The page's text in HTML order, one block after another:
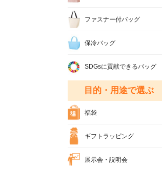
ファスナー付バッグ
保冷バッグ
SDGsに貢献できるバッグ
目的・用途で選ぶ
福袋
ギフトラッピング
展示会・説明会